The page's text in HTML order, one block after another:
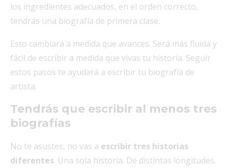
los ingredientes adecuados, en el orden correcto,
tendrás una biografía de primera clase.
Esto cambiará a medida que avances. Será más fluida y
fácil de escribir a medida que vivas tu historia. Seguir
estos pasos te ayudará a escribir tu biografía de
artista.
Tendrás que escribir al menos tres
biografías
No te asustes, no vas a escribir tres historias
diferentes. Una sola historia. De distintas longitudes.